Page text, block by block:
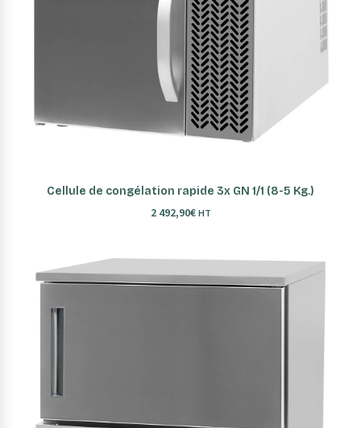
AJOUTER AU PANIER
Cellule de congélation rapide 3x GN 1/1 (8-5 Kg.)
2 492,90€ HT